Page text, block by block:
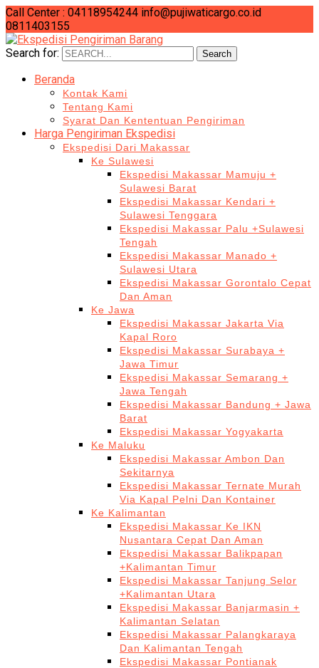
Call Center : 04118954244 info@pujiwaticargo.co.id
0811403155
Search for:
Search
Beranda
Kontak Kami
Tentang Kami
Syarat Dan Kententuan Pengiriman
Harga Pengiriman Ekspedisi
Ekspedisi Dari Makassar
Ke Sulawesi
Ekspedisi Makassar Mamuju +
Sulawesi Barat
Ekspedisi Makassar Kendari +
Sulawesi Tenggara
Ekspedisi Makassar Palu +Sulawesi
Tengah
Ekspedisi Makassar Manado +
Sulawesi Utara
Ekspedisi Makassar Gorontalo Cepat
Dan Aman
Ke Jawa
Ekspedisi Makassar Jakarta Via
Kapal Roro
Ekspedisi Makassar Surabaya +
Jawa Timur
Ekspedisi Makassar Semarang +
Jawa Tengah
Ekspedisi Makassar Bandung + Jawa
Barat
Ekspedisi Makassar Yogyakarta
Ke Maluku
Ekspedisi Makassar Ambon Dan
Sekitarnya
Ekspedisi Makassar Ternate Murah
Via Kapal Pelni Dan Kontainer
Ke Kalimantan
Ekspedisi Makassar Ke IKN
Nusantara Cepat Dan Aman
Ekspedisi Makassar Balikpapan
+Kalimantan Timur
Ekspedisi Makassar Tanjung Selor
+Kalimantan Utara
Ekspedisi Makassar Banjarmasin +
Kalimantan Selatan
Ekspedisi Makassar Palangkaraya
Dan Kalimantan Tengah
Ekspedisi Makassar Pontianak